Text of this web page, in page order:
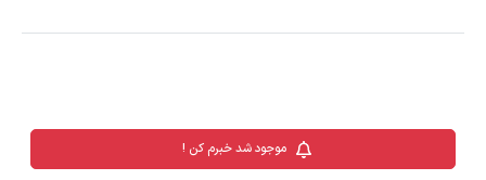
موجود شد خبرم کن !